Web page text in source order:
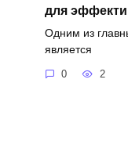
для
Одним из
является
0 2